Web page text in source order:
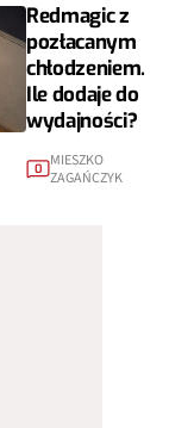
Redmagic z
pozłacanym
chłodzeniem.
Ile dodaje do
wydajności?
0
MIESZKO
ZAGAŃCZYK